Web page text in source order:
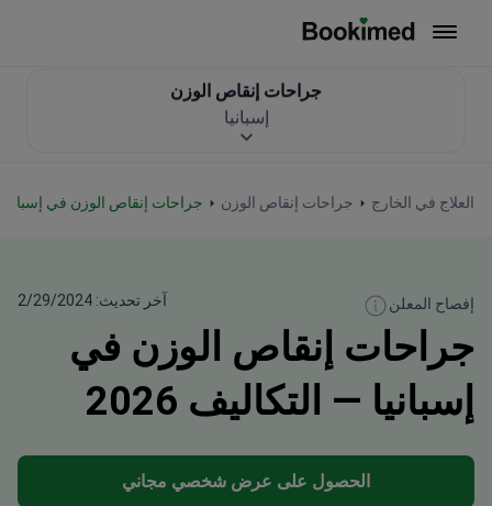
العلاج في الخارج جراحات إنقاص الوزن جراحات إنقاص الوزن في إسبانيا
جراحات إنقاص الوزن
إسبانيا
إفصاح المعلن آخر تحديث: 2/29/2024
جراحات إنقاص الوزن في
إسبانيا — التكاليف 2026
الحصول على عرض شخصي مجاني